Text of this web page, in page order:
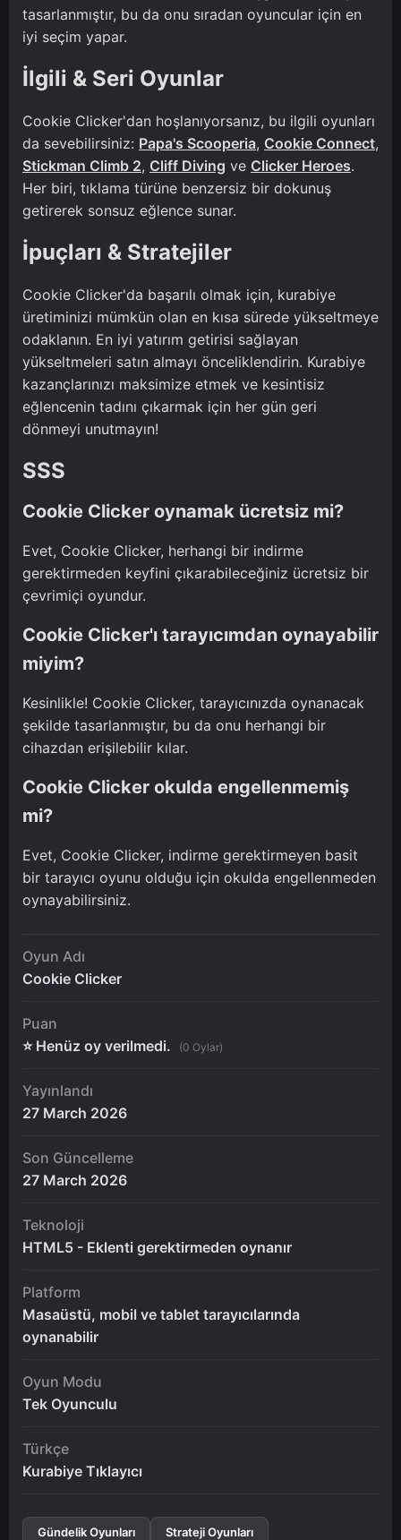
tasarlanmıştır, bu da onu sıradan oyuncular için en
iyi seçim yapar.
İlgili & Seri Oyunlar
Cookie Clicker'dan hoşlanıyorsanız, bu ilgili oyunları
da sevebilirsiniz: Papa's Scooperia, Cookie Connect,
Stickman Climb 2, Cliff Diving ve Clicker Heroes.
Her biri, tıklama türüne benzersiz bir dokunuş
getirerek sonsuz eğlence sunar.
İpuçları & Stratejiler
Cookie Clicker'da başarılı olmak için, kurabiye
üretiminizi mümkün olan en kısa sürede yükseltmeye
odaklanın. En iyi yatırım getirisi sağlayan
yükseltmeleri satın almayı önceliklendirin. Kurabiye
kazançlarınızı maksimize etmek ve kesintisiz
eğlencenin tadını çıkarmak için her gün geri
dönmeyi unutmayın!
SSS
Cookie Clicker oynamak ücretsiz mi?
Evet, Cookie Clicker, herhangi bir indirme
gerektirmeden keyfini çıkarabileceğiniz ücretsiz bir
çevrimiçi oyundur.
Cookie Clicker'ı tarayıcımdan oynayabilir
miyim?
Kesinlikle! Cookie Clicker, tarayıcınızda oynanacak
şekilde tasarlanmıştır, bu da onu herhangi bir
cihazdan erişilebilir kılar.
Cookie Clicker okulda engellenmemiş
mi?
Evet, Cookie Clicker, indirme gerektirmeyen basit
bir tarayıcı oyunu olduğu için okulda engellenmeden
oynayabilirsiniz.
Oyun Adı
Cookie Clicker
Puan
⭐ Henüz oy verilmedi.
(0 Oylar)
Yayınlandı
27 March 2026
Son Güncelleme
27 March 2026
Teknoloji
HTML5 - Eklenti gerektirmeden oynanır
Platform
Masaüstü, mobil ve tablet tarayıcılarında
oynanabilir
Oyun Modu
Tek Oyunculu
Türkçe
Kurabiye Tıklayıcı
Gündelik Oyunları Strateji Oyunları